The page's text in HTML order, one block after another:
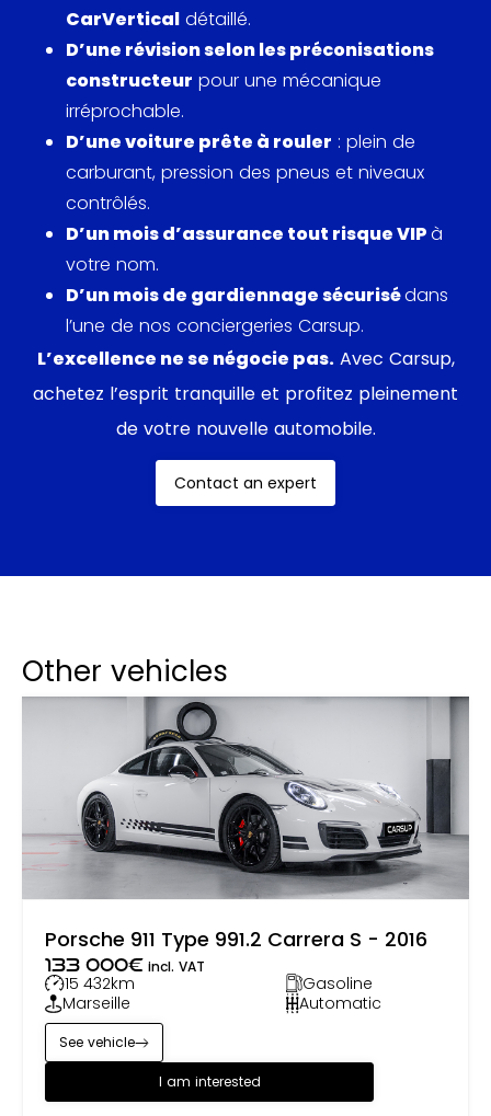
CarVertical détaillé.
D’une révision selon les préconisations
constructeur pour une mécanique
irréprochable.
D’une voiture prête à rouler : plein de
carburant, pression des pneus et niveaux
contrôlés.
D’un mois d’assurance tout risque VIPà
votre nom.
D’un mois de gardiennage sécurisédans
l’une de nos conciergeries Carsup.
L’excellence ne se négocie pas.Avec Carsup,
achetez l’esprit tranquille et profitez pleinement
de votre nouvelle automobile.
Contact an expert
Other vehicles
Porsche 911 Type 991.2 Carrera S - 2016
133 000€ incl. VAT
15 432km
Gasoline
Marseille
Automatic
I am interested
See vehicle